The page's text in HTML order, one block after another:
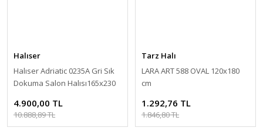
Halıser
Halıser Adriatic 0235A Gri Sık
Dokuma Salon Halısı165x230
4.900,00 TL
10.888,89 TL
Tarz Halı
LARA ART 588 OVAL 120x180
cm
1.292,76 TL
1.846,80 TL